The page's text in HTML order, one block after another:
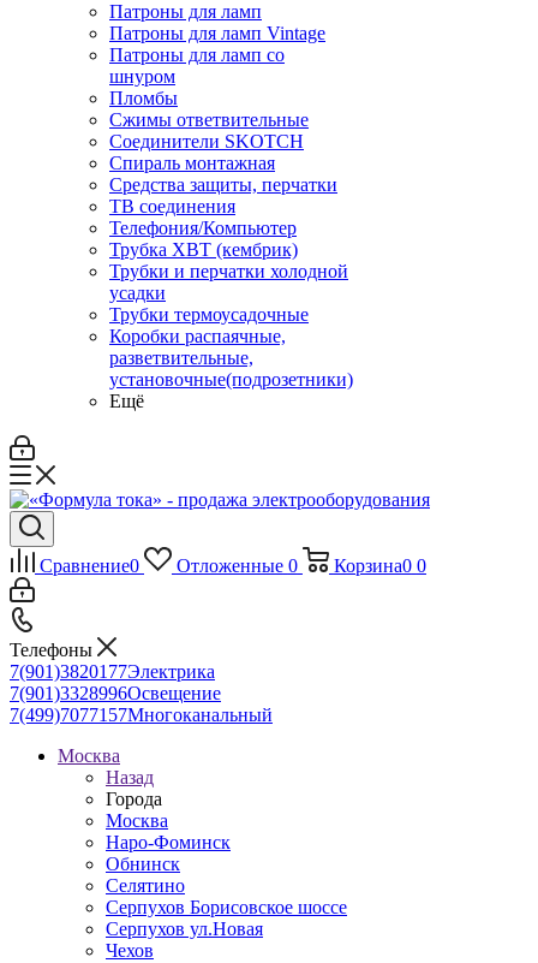
Патроны для ламп
Патроны для ламп Vintage
Патроны для ламп со
шнуром
Пломбы
Сжимы ответвительные
Соединители SKOTCH
Спираль монтажная
Средства защиты, перчатки
ТВ соединения
Телефония/Компьютер
Трубка ХВТ (кембрик)
Трубки и перчатки холодной
усадки
Трубки термоусадочные
Коробки распаячные,
разветвительные,
установочные(подрозетники)
Ещё
Сравнение0 Отложенные 0 Корзина0 0
Телефоны
7(901)3820177Электрика
7(901)3328996Освещение
7(499)7077157Многоканальный
Москва
Назад
Города
Москва
Наро-Фоминск
Обнинск
Селятино
Серпухов Борисовское шоссе
Серпухов ул.Новая
Чехов